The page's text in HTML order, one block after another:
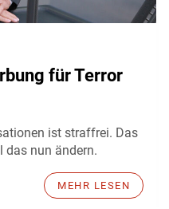
für Terror
ist straffrei. Das
das nun ändern.
MEHR LESEN